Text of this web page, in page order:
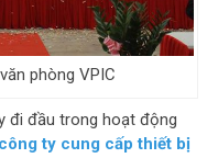
phòng VPIC
đi đầu trong hoạt động
công ty cung cấp thiết bị